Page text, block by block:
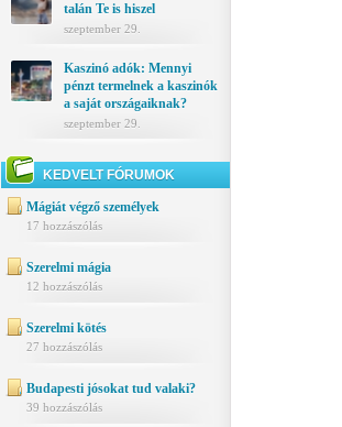
talán Te is hiszel
szeptember 29.
Kaszinó adók: Mennyi
pénzt termelnek a kaszinók
a saját országaiknak?
szeptember 29.
KEDVELT FÓRUMOK
Mágiát végző személyek
17 hozzászólás
Szerelmi mágia
12 hozzászólás
Szerelmi kötés
27 hozzászólás
Budapesti jósokat tud valaki?
39 hozzászólás